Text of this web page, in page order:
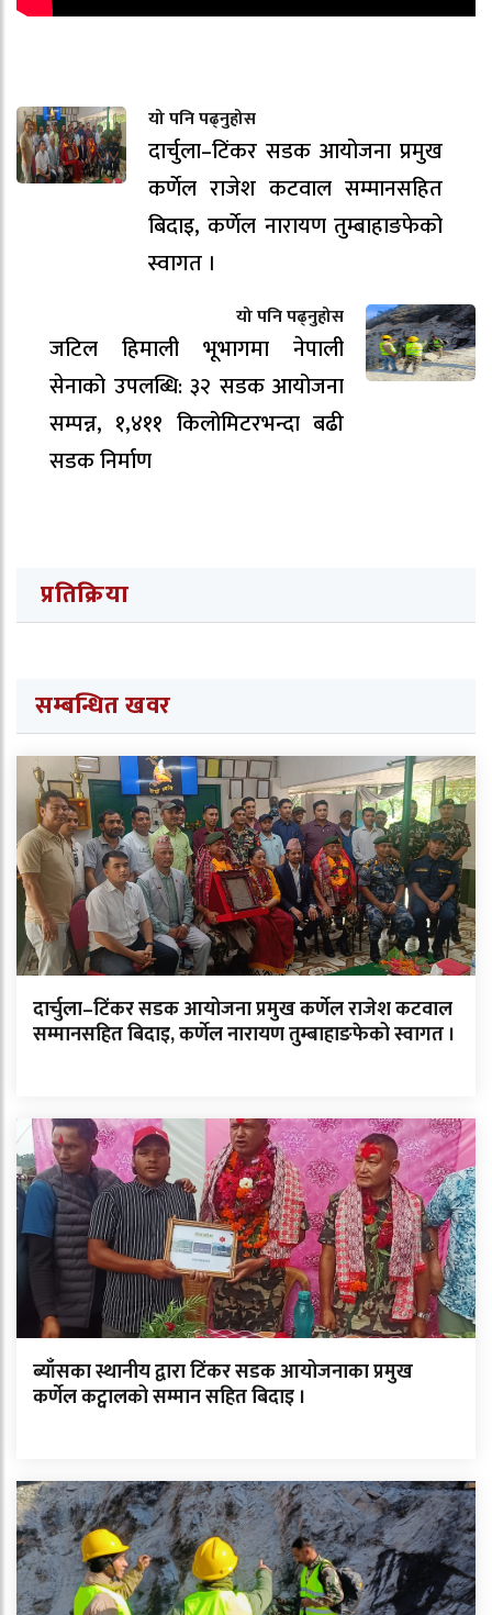
यो पनि पढ्नुहोस
दार्चुला–टिंकर सडक आयोजना प्रमुख
कर्णेल राजेश कटवाल सम्मानसहित
बिदाइ, कर्णेल नारायण तुम्बाहाङफेको
स्वागत ।
यो पनि पढ्नुहोस
जटिल हिमाली भूभागमा नेपाली
सेनाको उपलब्धि: ३२ सडक आयोजना
सम्पन्न, १,४११ किलोमिटरभन्दा बढी
सडक निर्माण
प्रतिक्रिया
सम्बन्धित खवर
दार्चुला–टिंकर सडक आयोजना प्रमुख कर्णेल राजेश कटवाल
सम्मानसहित बिदाइ, कर्णेल नारायण तुम्बाहाङफेको स्वागत ।
ब्याँसका स्थानीय द्वारा टिंकर सडक आयोजनाका प्रमुख
कर्णेल कट्वालको सम्मान सहित बिदाइ ।